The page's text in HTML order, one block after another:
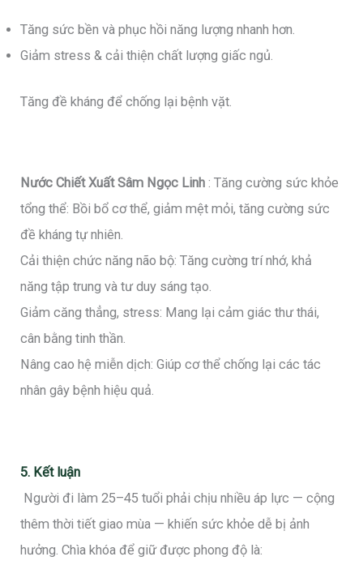
Tăng sức bền và phục hồi năng lượng nhanh hơn.
Giảm stress & cải thiện chất lượng giấc ngủ.
Tăng đề kháng để chống lại bệnh vặt.
Nước Chiết Xuất Sâm Ngọc Linh: Tăng cường sức khỏe
tổng thể: Bồi bổ cơ thể, giảm mệt mỏi, tăng cường sức
đề kháng tự nhiên.
Cải thiện chức năng não bộ: Tăng cường trí nhớ, khả
năng tập trung và tư duy sáng tạo.
Giảm căng thẳng, stress: Mang lại cảm giác thư thái,
cân bằng tinh thần.
Nâng cao hệ miễn dịch: Giúp cơ thể chống lại các tác
nhân gây bệnh hiệu quả.
5. Kết luận
Người đi làm 25–45 tuổi phải chịu nhiều áp lực — cộng
thêm thời tiết giao mùa — khiến sức khỏe dễ bị ảnh
hưởng. Chìa khóa để giữ được phong độ là: